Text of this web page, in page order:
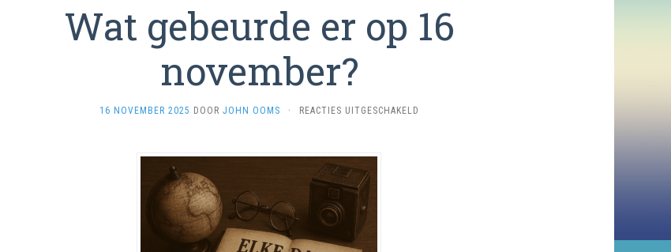
Wat gebeurde er op 16
november?
16 NOVEMBER 2025 DOOR JOHN OOMS · REACTIES UITGESCHAKELD